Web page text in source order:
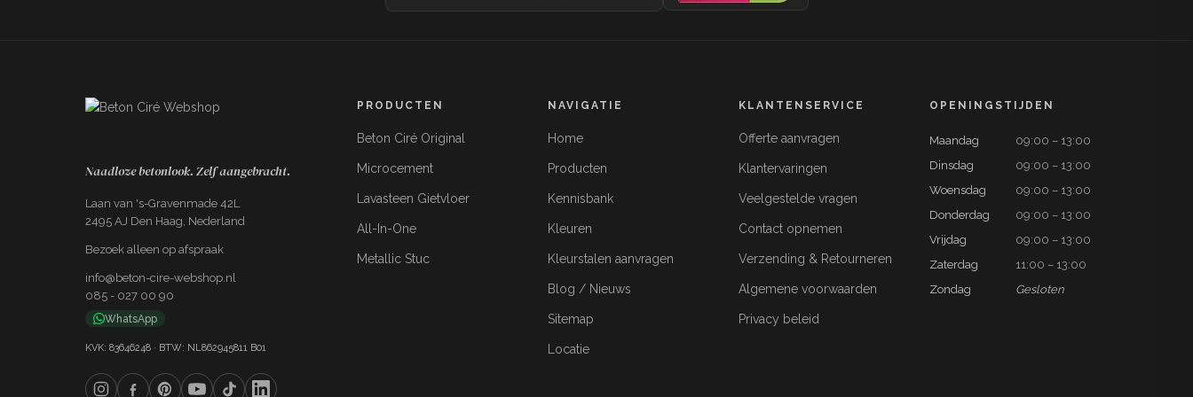
Naadloze betonlook. Zelf aangebracht.
Laan van 's-Gravenmade 42L
2495 AJ Den Haag, Nederland
Bezoek alleen op afspraak
info@beton-cire-webshop.nl
085 - 027 00 90
WhatsApp
KVK: 83646248 · BTW: NL862945811 B01
PRODUCTEN
Beton Ciré Original
Microcement
Lavasteen Gietvloer
All-In-One
Metallic Stuc
NAVIGATIE
Home
Producten
Kennisbank
Kleuren
Kleurstalen aanvragen
Blog / Nieuws
Sitemap
Locatie
KLANTENSERVICE
Offerte aanvragen
Klantervaringen
Veelgestelde vragen
Contact opnemen
Verzending & Retourneren
Algemene voorwaarden
Privacy beleid
OPENINGSTIJDEN
Maandag
09:00 – 13:00
Dinsdag
09:00 – 13:00
Woensdag
09:00 – 13:00
Donderdag
09:00 – 13:00
Vrijdag
09:00 – 13:00
Zaterdag
11:00 – 13:00
Zondag
Gesloten